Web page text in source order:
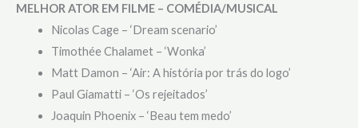
MELHOR ATOR EM FILME – COMÉDIA/MUSICAL
Nicolas Cage – ‘Dream scenario’
Timothée Chalamet – ‘Wonka’
Matt Damon – ‘Air: A história por trás do logo’
Paul Giamatti – ‘Os rejeitados’
Joaquin Phoenix – ‘Beau tem medo’